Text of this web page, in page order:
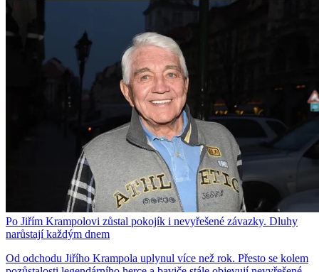
Po Jiřím Krampolovi zůstal pokojík i nevyřešené závazky. Dluhy
narůstají každým dnem
Od odchodu Jiřího Krampola uplynul více než rok. Přesto se kolem